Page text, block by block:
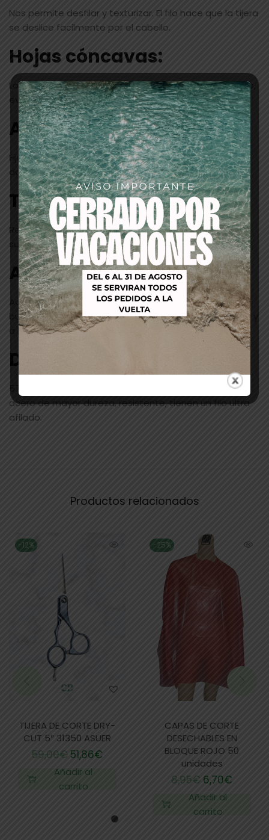
Nos permite desfilar y texturizar. El filo hace que la tijera
se deslice facilmente por el cabello.
Hojas cóncavas:
Logran un corte mas suave, facilitan el mantenimiento,
evitan roces y atascos intermedios.
Apoya dedos:
Fijo, nos permite descansar el dedo y tener un mejor
dominio de la tijera.
Tornillo:
Regulable, nos permite regular el tornillo según la
suavidad que queramos.
Aleación:
Acero 440c es acero inox de gama alta, gran dureza,
buena retención del filo y alta resistencia al desgaste y
a la corrosión.
Dureza
57 hrc +/-1 se encuentra en tijeras premium, es un
acero de mayor dureza, resistente, tienen un filo ultra
afilado.
Productos relacionados
-12%
TIJERA DE CORTE DRY-
CUT 5″ 31350 ASUER
59,00€ 51,86€
Añadir al
carrito
-25%
CAPAS DE CORTE
DESECHABLES EN
BLOQUE ROJO 50
unidades
8,95€ 6,70€
Añadir al
carrito